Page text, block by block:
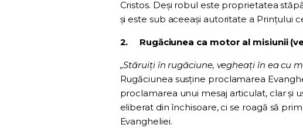
Cristos. Deși robul este proprietatea
și este sub aceeași autoritate a Prințului
2. Rugăciunea ca motor al misiunii
„Stăruiți în rugăciune, vegheați în ea cu
Rugăciunea susține proclamarea
proclamarea unui mesaj articulat, clar și
eliberat din închisoare, ci se roagă să
Evangheliei.